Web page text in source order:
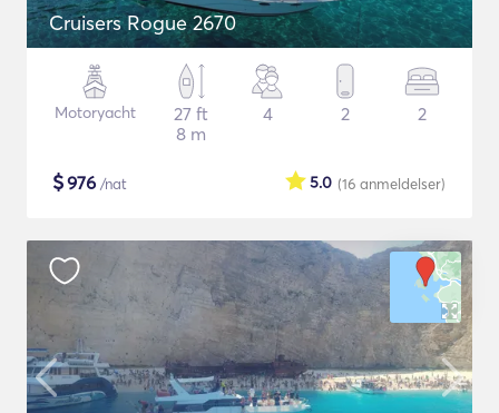
Cruisers Rogue 2670
Motoryacht
27 ft
8 m
4 2 2
$976 /nat (16 anmeldelser)
5.0